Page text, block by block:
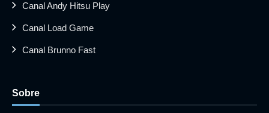
Canal Andy Hitsu Play
Canal Load Game
Canal Brunno Fast
Sobre